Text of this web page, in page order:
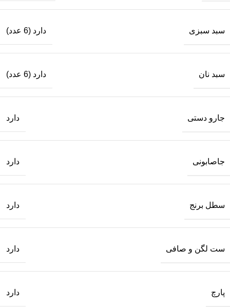
سبد سبزی دارد (6 عدد)
سبد نان دارد (6 عدد)
جارو دستی دارد
جاصابونی دارد
سطل برنج دارد
ست لگن و صافی دارد
پارچ دارد